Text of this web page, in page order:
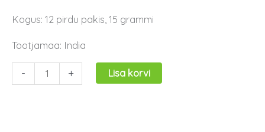
Kogus: 12 pirdu pakis, 15 grammi
Tootjamaa: India
- + Lisa korvi